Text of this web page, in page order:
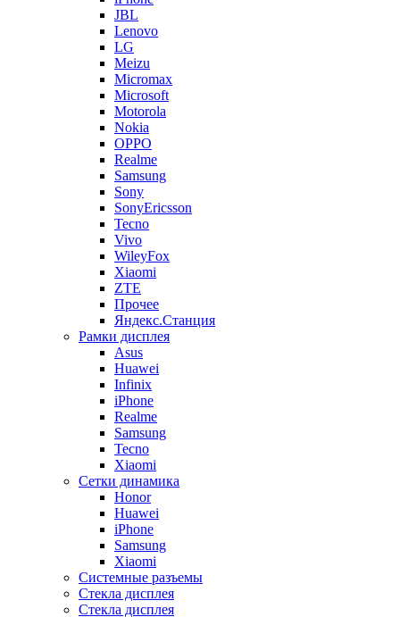
JBL
Lenovo
LG
Meizu
Micromax
Microsoft
Motorola
Nokia
OPPO
Realme
Samsung
Sony
SonyEricsson
Tecno
Vivo
WileyFox
Xiaomi
ZTE
Прочее
Яндекс.Станция
Рамки дисплея
Asus
Huawei
Infinix
iPhone
Realme
Samsung
Tecno
Xiaomi
Сетки динамика
Honor
Huawei
iPhone
Samsung
Xiaomi
Системные разъемы
Стекла дисплея
Стекла дисплея